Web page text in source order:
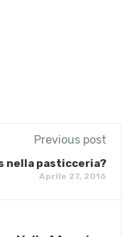
Previous post
nella pasticceria?
Aprile 27, 2016